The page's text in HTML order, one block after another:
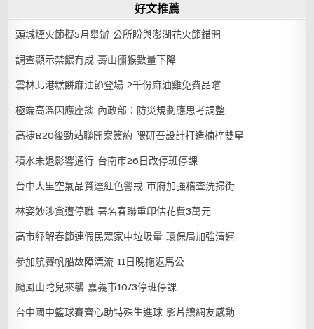
好文推薦
頭城煙火節擬5月舉辦 公所盼與澎湖花火節錯開
調查顯示禁餵有成 壽山獼猴數量下降
雲林北港糕餅麻油節登場 2千份麻油雞免費品嚐
極端高溫因應座談 內政部：防災規劃應思考調整
高捷R20後勁站聯開案簽約 隈研吾設計打造楠梓雙星
積水未退影響通行 台南市26日改停班停課
台中大里空氣品質達紅色警戒 市府加強稽查洗掃街
林姿妙涉貪遭停職 署名春聯重印估花費3萬元
高市紓解春節連假民眾家中垃圾量 環保局加強清運
參加航賽帆船故障漂流 11日晚拖返馬公
颱風山陀兒來襲 嘉義市10/3停班停課
台中國中籃球賽齊心助特殊生進球 影片讓網友感動